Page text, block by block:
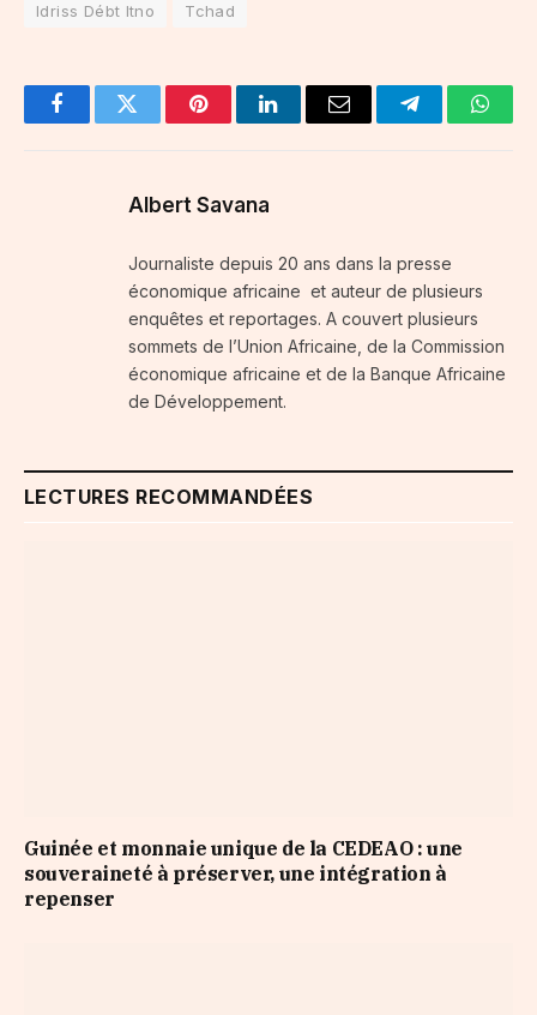
Idriss Débt Itno Tchad
FacebookTwitter PinterestLinkedInEmail Telegram
Albert Savana
Journaliste depuis 20 ans dans la presse
économique africaine et auteur de plusieurs
enquêtes et reportages. A couvert plusieurs
sommets de l’Union Africaine, de la Commission
économique africaine et de la Banque Africaine
de Développement.
LECTURES RECOMMANDÉES
Guinée et monnaie unique de la CEDEAO : une
souveraineté à préserver, une intégration à
repenser